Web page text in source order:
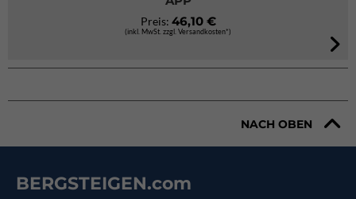
Preis: 46,10 €
(inkl. MwSt. zzgl. Versandkosten*)
NACH OBEN
BERGSTEIGEN.com